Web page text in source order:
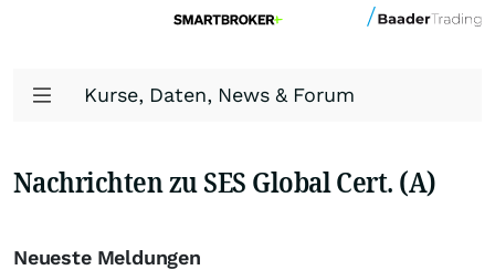
Kurse, Daten, News & Forum
Nachrichten zu SES Global Cert. (A)
Neueste Meldungen